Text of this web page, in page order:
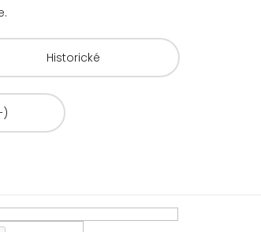
Historické